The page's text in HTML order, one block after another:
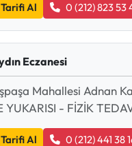
Al 0 (212) 823 53
Eczanesi
Mahallesi Adnan
YUKARISI - FİZİK
Al 0 (212) 441 38